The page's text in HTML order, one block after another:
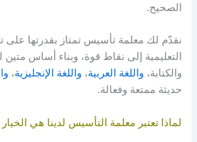
الصحيح.
نقدّم لك معلمة تأسيس تمتاز بقدرتها على
التعليمية إلى نقاط قوة، وبناء أساس
والكتابة، واللغة العربية، واللغة الإنجليزية،
حديثة ممتعة وفعالة.
لماذا تعتبر معلمة التأسيس لدينا هي